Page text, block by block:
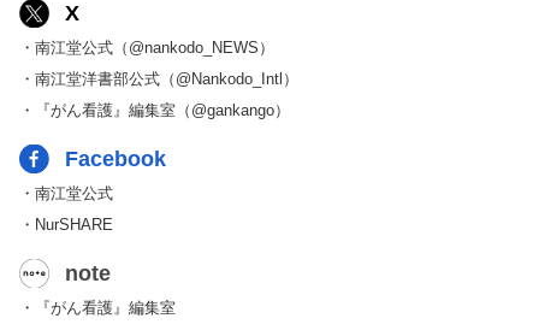
X
・南江堂公式（@nankodo_NEWS）
・南江堂洋書部公式（@Nankodo_Intl）
・『がん看護』編集室（@gankango）
Facebook
・南江堂公式
・NurSHARE
note
・『がん看護』編集室